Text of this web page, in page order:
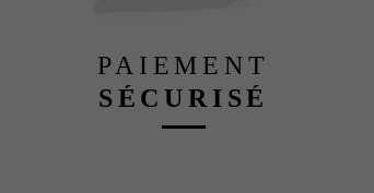
PAIEMENT
SÉCURISÉ